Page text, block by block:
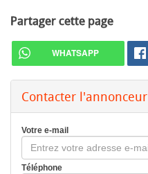
Partager cette page
WHATSAPP
Contacter l'annonceur
Votre e-mail
Téléphone